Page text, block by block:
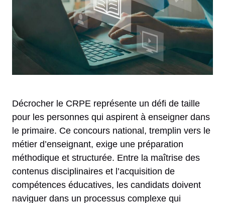
Décrocher le CRPE représente un défi de taille
pour les personnes qui aspirent à enseigner dans
le primaire. Ce concours national, tremplin vers le
métier d’enseignant, exige une préparation
méthodique et structurée. Entre la maîtrise des
contenus disciplinaires et l’acquisition de
compétences éducatives, les candidats doivent
naviguer dans un processus complexe qui